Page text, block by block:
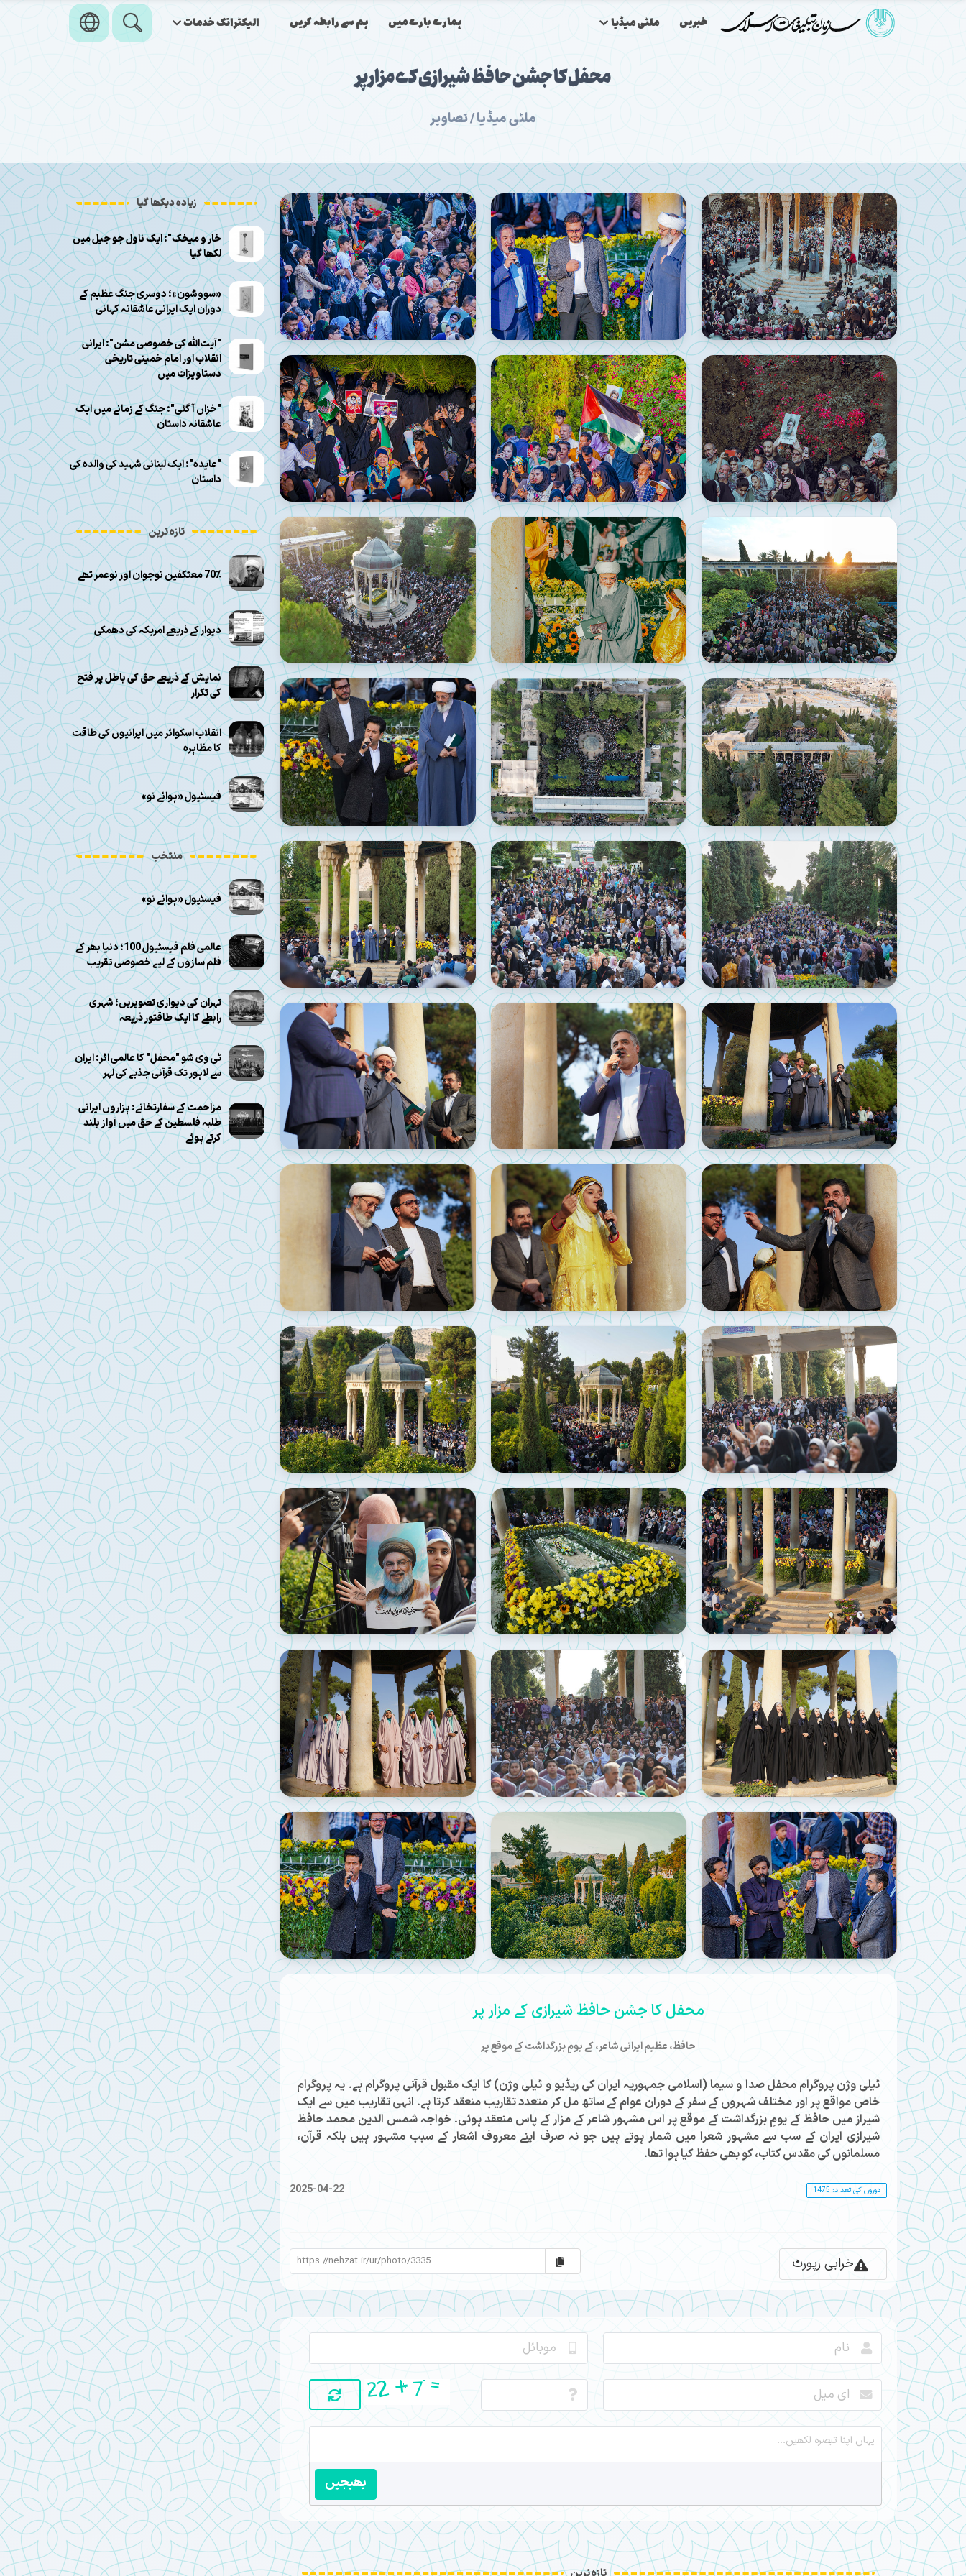
خبریں ملٹی میڈیا ہمارے بارے میں ہم سے رابطہ کریں الیکٹرانک خدمات
محفل کا جشن حافظ شیرازی کے مزار پر
ملٹی میڈیا / تصاویر
محفل کا جشن حافظ شیرازی کے مزار پر
حافظ، عظیم ایرانی شاعر، کے یومِ بزرگداشت کے موقع پر
ٹیلی وژن پروگرام محفل صدا و سیما (اسلامی جمہوریہ ایران کی ریڈیو و ٹیلی وژن) کا ایک مقبول قرآنی پروگرام ہے۔ یہ پروگرام
خاص مواقع پر اور مختلف شہروں کے سفر کے دوران عوام کے ساتھ مل کر متعدد تقاریب منعقد کرتا ہے۔ انہی تقاریب میں سے ایک
شیراز میں حافظ کے یومِ بزرگداشت کے موقع پر اس مشہور شاعر کے مزار کے پاس منعقد ہوئی۔ خواجہ شمس الدین محمد حافظ
شیرازی ایران کے سب سے مشہور شعرا میں شمار ہوتے ہیں جو نہ صرف اپنے معروف اشعار کے سبب مشہور ہیں بلکہ قرآن،
مسلمانوں کی مقدس کتاب، کو بھی حفظ کیا ہوا تھا۔
2025-04-22 دوروں کی تعداد: 1475
خرابی رپورٹ
بھیجیں
زیادہ دیکھا گیا
خار و میخک": ایک ناول جو جیل میں
لکھا گیا
«سووشون»؛ دوسری جنگ عظیم کے
دوران ایک ایرانی عاشقانہ کہانی
"آیت‌الله کی خصوصی مشن": ایرانی
انقلاب اور امام خمینی تاریخی
دستاویزات میں
"خزاں آ گئی": جنگ کے زمانے میں ایک
عاشقانہ داستان
"عایده": ایک لبنانی شہید کی والدہ کی
داستان
تازہ ترین
70٪ معتکفین نوجوان اور نوعمر تھے
دیوار کے ذریعے امریکہ کی دھمکی
نمایش کے ذریعے حق کی باطل پر فتح
کی تکرار
انقلاب اسکوائر میں ایرانیوں کی طاقت
کا مظاہرہ
فیسٹیول «ہوائے نو»
منتخب
فیسٹیول «ہوائے نو»
عالمی فلم فیسٹیول 100؛ دنیا بھر کے
فلم سازوں کے لیے خصوصی تقریب
تہران کی دیواری تصویریں؛ شہری
رابطے کا ایک طاقتور ذریعہ
ٹی وی شو "محفل" کا عالمی اثر: ایران
سے لاہور تک قرآنی جذبے کی لہر
مزاحمت کے سفارتخانے: ہزاروں ایرانی
طلبہ فلسطین کے حق میں آواز بلند
کرتے ہوئے